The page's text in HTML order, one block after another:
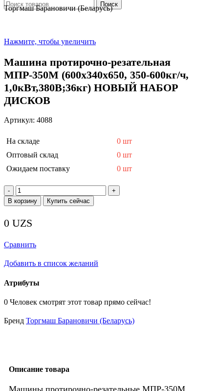
Поиск
Торгмаш Барановичи (Беларусь)
Нажмите, чтобы увеличить
Машина протирочно-резательная
МПР-350М (600х340х650, 350-600кг/ч,
1,0кВт,380В;36кг) НОВЫЙ НАБОР
ДИСКОВ
Артикул: 4088
На складе
0 шт
Оптовый склад
0 шт
Ожидаем поставку
0 шт
Количество
товара
Машина
резательная
(600х340х650,
350-
600кг/
ч,
НОВЫЙ
ДИСКОВ
В корзину Купить сейчас
0 UZS
Сравнить
Добавить в список желаний
Атрибуты
0 Человек смотрят этот товар прямо сейчас!
Бренд Торгмаш Барановичи (Беларусь)
Описание товара